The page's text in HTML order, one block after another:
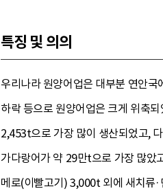
특징 및 의의
우리나라 원양어업은 대부분 연안국
하락 등으로 원양어업은 크게 위축
2,453t으로 가장 많이 생산되었고,
가다랑어가 약 29만t으로 가장 많
메로(이빨고기) 3,000t 외에 새치류